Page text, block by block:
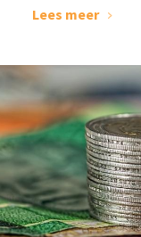
Lees meer